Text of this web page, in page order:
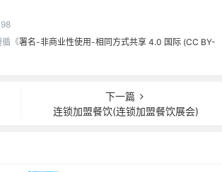
循《署名-非商业性使用-相同方式共享 4.0 国际 (CC BY-
下一篇
连锁加盟餐饮(连锁加盟餐饮展会)